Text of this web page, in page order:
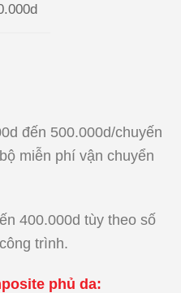
đến 500.000d/chuyến
miễn phí vận chuyển
400.000d tùy theo số
trình.
phủ da: